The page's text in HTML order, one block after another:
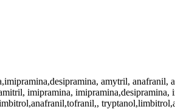
amytril, anafranil,
imipramina,